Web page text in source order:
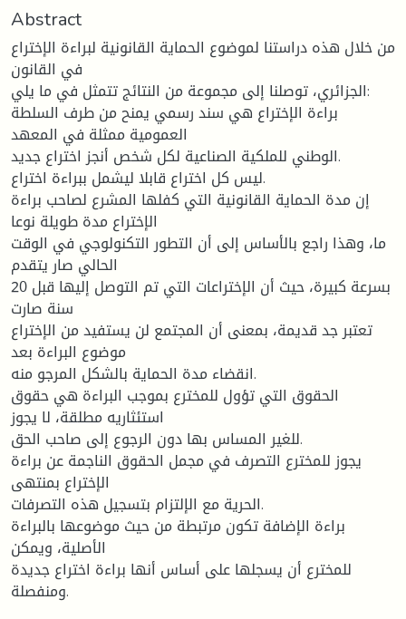
Abstract
من خلال هذه دراستنا لموضوع الحماية القانونية لبراءة الإختراع
في القانون
الجزائري، توصلنا إلى مجموعة من النتائج تتمثل في ما يلي:
براءة الإختراع هي سند رسمي يمنح من طرف السلطة
العمومية ممثلة في المعهد
الوطني للملكية الصناعية لكل شخص أنجز اختراع جديد.
ليس كل اختراع قابلا ليشمل ببراءة اختراع.
إن مدة الحماية القانونية التي كفلها المشرع لصاحب براءة
الإختراع مدة طويلة نوعا
ما، وهذا راجع بالأساس إلى أن التطور التكنولوجي في الوقت
الحالي صار يتقدم
بسرعة كبيرة، حيث أن الإختراعات التي تم التوصل إليها قبل 20
سنة صارت
تعتبر جد قديمة، بمعنى أن المجتمع لن يستفيد من الإختراع
موضوع البراءة بعد
انقضاء مدة الحماية بالشكل المرجو منه.
الحقوق التي تؤول للمخترع بموجب البراءة هي حقوق
استئثاريه مطلقة، لا يجوز
للغير المساس بها دون الرجوع إلى صاحب الحق.
يجوز للمخترع التصرف في مجمل الحقوق الناجمة عن براءة
الإختراع بمنتهى
الحرية مع الإلتزام بتسجيل هذه التصرفات.
براءة الإضافة تكون مرتبطة من حيث موضوعها بالبراءة
الأصلية، ويمكن
للمخترع أن يسجلها على أساس أنها براءة اختراع جديدة
ومنفصلة.